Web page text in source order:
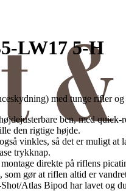
LW17 5-H
med tunge rifler
ben, med quick-
den rigtige højde.
vinkles, så det er muligt at
trykknap.
direkte på riflens
gør at riflen altid er
Atlas Bipod har lavet og